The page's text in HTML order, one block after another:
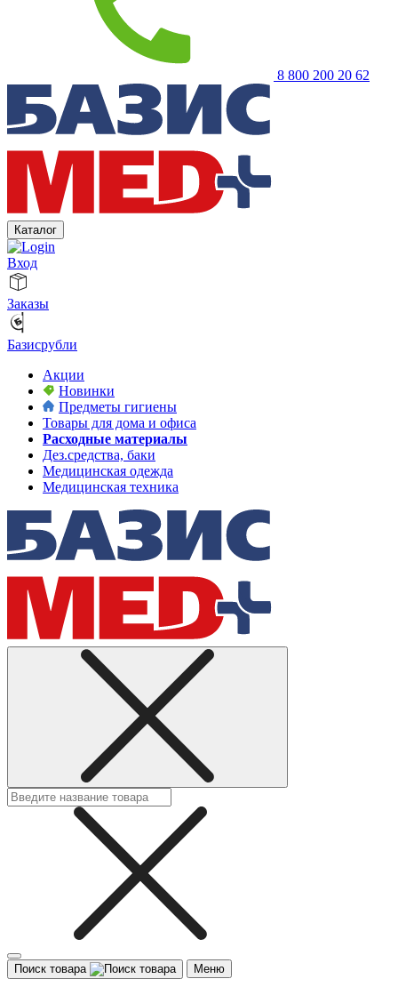
8 800 200 20 62
Каталог
Вход
Заказы
Базисрубли
Акции
Новинки
Предметы гигиены
Товары для дома и офиса
Расходные материалы
Дез.средства, баки
Медицинская одежда
Медицинская техника
Поиск товара Меню